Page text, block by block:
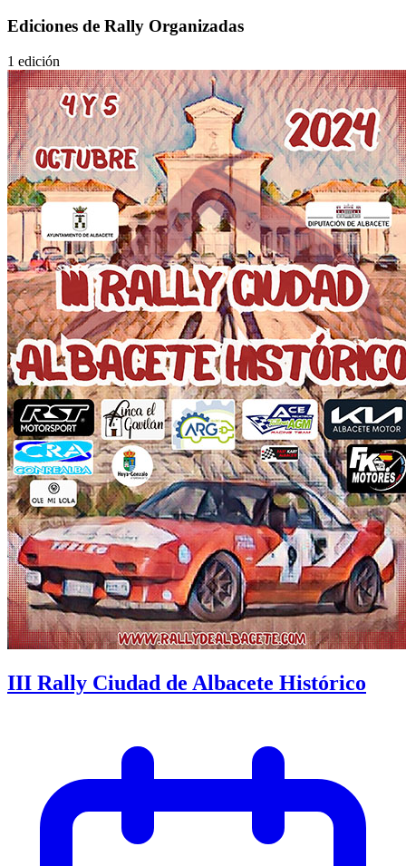
Ediciones de Rally Organizadas
1 edición
III Rally Ciudad de Albacete Histórico